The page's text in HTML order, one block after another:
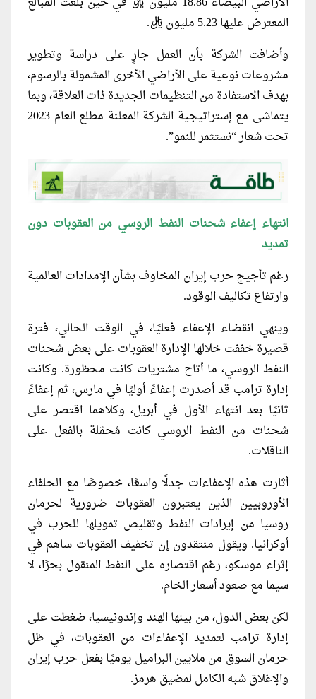
المعترض عليها 5.23 مليون ريال.
وأضافت الشركة بأن العمل جارٍ على دراسة وتطوير
مشروعات نوعية على الأراضي الأخرى المشمولة بالرسوم،
بهدف الاستفادة من التنظيمات الجديدة ذات العلاقة، وبما
يتماشى مع إستراتيجية الشركة المعلنة مطلع العام 2023
تحت شعار “نستثمر للنمو”.
انتهاء إعفاء شحنات النفط الروسي من العقوبات دون
تمديد
رغم تأجيج حرب إيران المخاوف بشأن الإمدادات العالمية
وارتفاع تكاليف الوقود.
وينهي انقضاء الإعفاء فعليًا، في الوقت الحالي، فترة
قصيرة خففت خلالها الإدارة العقوبات على بعض شحنات
النفط الروسي، ما أتاح مشتريات كانت محظورة. وكانت
إدارة ترامب قد أصدرت إعفاءً أوليًا في مارس، ثم إعفاءً
ثانيًا بعد انتهاء الأول في أبريل، وكلاهما اقتصر على
شحنات من النفط الروسي كانت مُحمّلة بالفعل على
الناقلات.
أثارت هذه الإعفاءات جدلًا واسعًا، خصوصًا مع الحلفاء
الأوروبيين الذين يعتبرون العقوبات ضرورية لحرمان
روسيا من إيرادات النفط وتقليص تمويلها للحرب في
أوكرانيا. ويقول منتقدون إن تخفيف العقوبات ساهم في
إثراء موسكو، رغم اقتصاره على النفط المنقول بحرًا، لا
سيما مع صعود أسعار الخام.
لكن بعض الدول، من بينها الهند وإندونيسيا، ضغطت على
إدارة ترامب لتمديد الإعفاءات من العقوبات، في ظل
حرمان السوق من ملايين البراميل يوميًا بفعل حرب إيران
والإغلاق شبه الكامل لمضيق هرمز.